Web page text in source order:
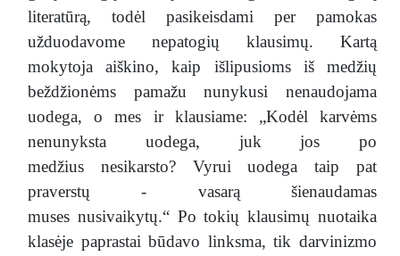
literatūrą, todėl pasikeisdami per pamokas
užduodavome nepatogių klausimų. Kartą
mokytoja aiškino, kaip išlipusioms iš medžių
beždžionėms pamažu nunykusi nenaudojama
uodega, o mes ir klausiame: „Kodėl karvėms
nenunyksta uodega, juk jos po
medžius nesikarsto? Vyrui uodega taip pat
praverstų - vasarą šienaudamas
muses nusivaikytų.“ Po tokių klausimų nuotaika
klasėje paprastai būdavo linksma, tik darvinizmo